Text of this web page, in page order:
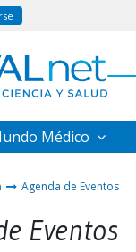
Médico
Agenda de Eventos
Eventos